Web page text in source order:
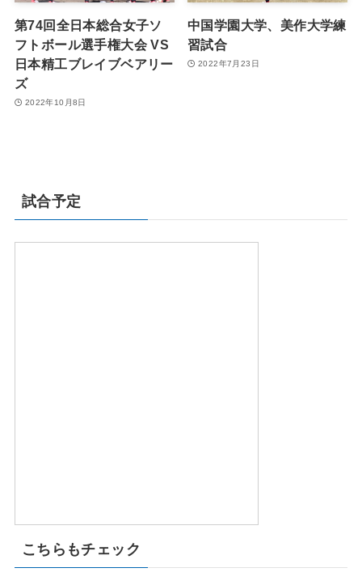
第74回全日本総合女子ソ
フトボール選手権大会 VS
日本精工ブレイブベアリー
ズ
2022年10月8日
中国学園大学、美作大学練
習試合
2022年7月23日
試合予定
こちらもチェック